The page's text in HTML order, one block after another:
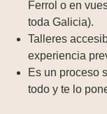
Ferrol o en
toda Galicia).
Talleres
experiencia
Es un proceso
todo y te lo